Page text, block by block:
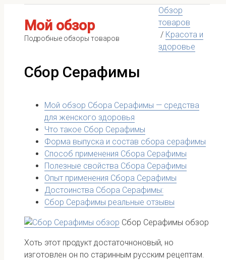
Мой обзор
Подробные обзоры товаров
Обзор
товаров
/ Красота и
здоровье
Сбор Серафимы
Мой обзор Сбора Серафимы — средства
для женского здоровья
Что такое Сбор Серафимы
Форма выпуска и состав сбора серафимы
Способ применения Сбора Серафимы
Полезные свойства Сбора Серафимы
Опыт применения Сбора Серафимы
Достоинства Сбора Серафимы:
Сбор Серафимы реальные отзывы
Сбор Серафимы обзор
Хоть этот продукт достаточноновый, но
изготовлен он по старинным русским рецептам.